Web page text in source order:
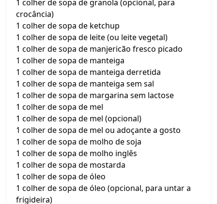
1 colher de sopa de granola (opcional, para
crocância)
1 colher de sopa de ketchup
1 colher de sopa de leite (ou leite vegetal)
1 colher de sopa de manjericão fresco picado
1 colher de sopa de manteiga
1 colher de sopa de manteiga derretida
1 colher de sopa de manteiga sem sal
1 colher de sopa de margarina sem lactose
1 colher de sopa de mel
1 colher de sopa de mel (opcional)
1 colher de sopa de mel ou adoçante a gosto
1 colher de sopa de molho de soja
1 colher de sopa de molho inglês
1 colher de sopa de mostarda
1 colher de sopa de óleo
1 colher de sopa de óleo (opcional, para untar a
frigideira)